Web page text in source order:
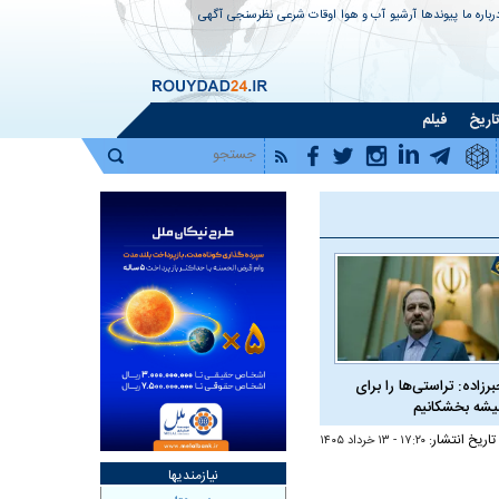
ما پیوندها آرشیو آب و هوا اوقات شرعی نظرسنجی آگهی
تاریخ فیلم
تراستی‌ها را برای
بخشکانیم
تاریخ انتشار: ۱۷:۲۰ - ۱۳ خرداد ۱۴۰۵
نیازمندیها